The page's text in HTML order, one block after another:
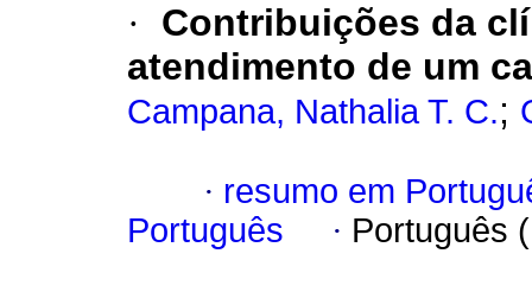
·
Contribuições da
atendimento de um
Campana, Nathalia T. C.;
· resumo em
Português
· Português